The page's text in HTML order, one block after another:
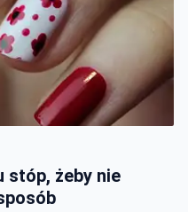
stóp, żeby nie